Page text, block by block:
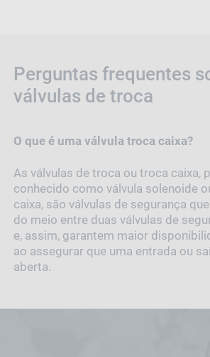
Perguntas frequentes
válvulas de troca
O que é uma válvula troca caixa?
As válvulas de troca ou troca caixa,
conhecido como válvula solenoide
caixa, são válvulas de segurança
do meio entre duas válvulas de
e, assim, garantem maior
ao assegurar que uma entrada ou
aberta.